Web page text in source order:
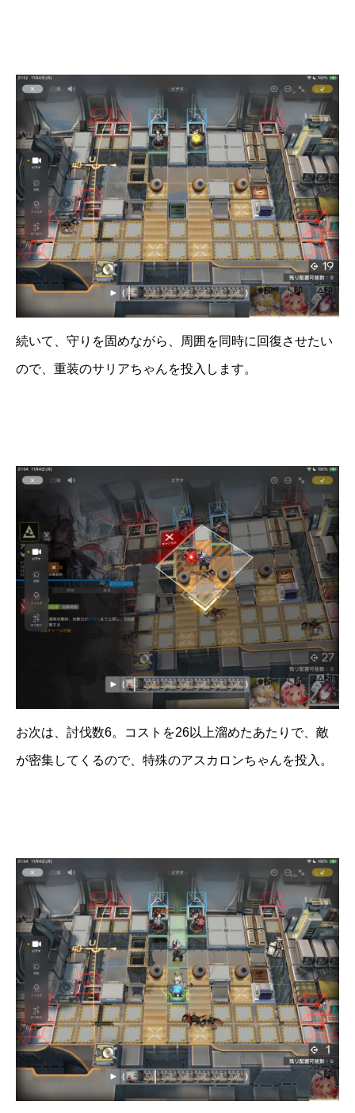
続いて、守りを固めながら、周囲を同時に回復させたい
ので、重装のサリアちゃんを投入します。
お次は、討伐数6。コストを26以上溜めたあたりで、敵
が密集してくるので、特殊のアスカロンちゃんを投入。